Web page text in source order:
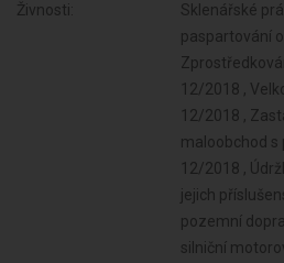
Živnosti: Sklenářské práce, rámování a paspartování od 12/2018 , Zprostředkování obchodu a služeb od 12/2018 , Velkoobchod a maloobchod od 12/2018 , Zastavárenská činnost a maloobchod s použitým zbožím od 12/2018 , Údržba motorových vozidel a jejich příslušenství od 12/2018 , Potrubní a pozemní doprava (vyjma železniční a silniční motorové dopravy) od 12/2018 , Skladování, balení zboží, manipulace s nákladem a technické činnosti v dopravě od 12/2018 , Zasilatelství a zastupování v celním řízení od 12/2018 , Ubytovací služby od 12/2018 , Poskytování software, poradenství v oblasti informačních technologií, zpracování dat, hostingové a související činnosti a webové portály od 12/2018 , Činnost informačních a zpravodajských kanceláří od 12/2018 , Pronájem a půjčování věcí movitých od 12/2018 , Projektování pozemkových úprav od 12/2018 , Poradenská a konzultační činnost, zpracování odborných studií a posudků od 12/2018 , Příprava a vypracování technických návrhů, grafické a kresličské práce od 12/2018 , Projektování elektrických zařízení od 12/2018 , Výzkum a vývoj v oblasti přírodních a technických věd nebo společenských věd od 12/2018 , Testování, měření, analýzy a kontroly od 12/2018 , Reklamní činnost, marketing, mediální zastoupení od 12/2018 , Návrhářská, designérská, aranžérská činnost a modeling od 12/2018 , Fotografické služby od 12/2018 , Překladatelská a tlumočnická činnost od 12/2018 , Provozování cestovní agentury a průvodcovská činnost v oblasti cestovního ruchu od 12/2018 , Služby v oblasti administrativní správy a služby organizačně hospodářské povahy od 12/2018 , Mimoškolní výchova a vzdělávání, pořádání kurzů, školení, včetně lektorské činnosti od 12/2018 , Provozování kulturních, kulturně-vzdělávacích a zábavních zařízení, pořádání kulturních produkcí, zábav, výstav, veletrhů, přehlídek, prodejních a obdobných akcí od 12/2018 , Poskytování služeb pro zemědělství,